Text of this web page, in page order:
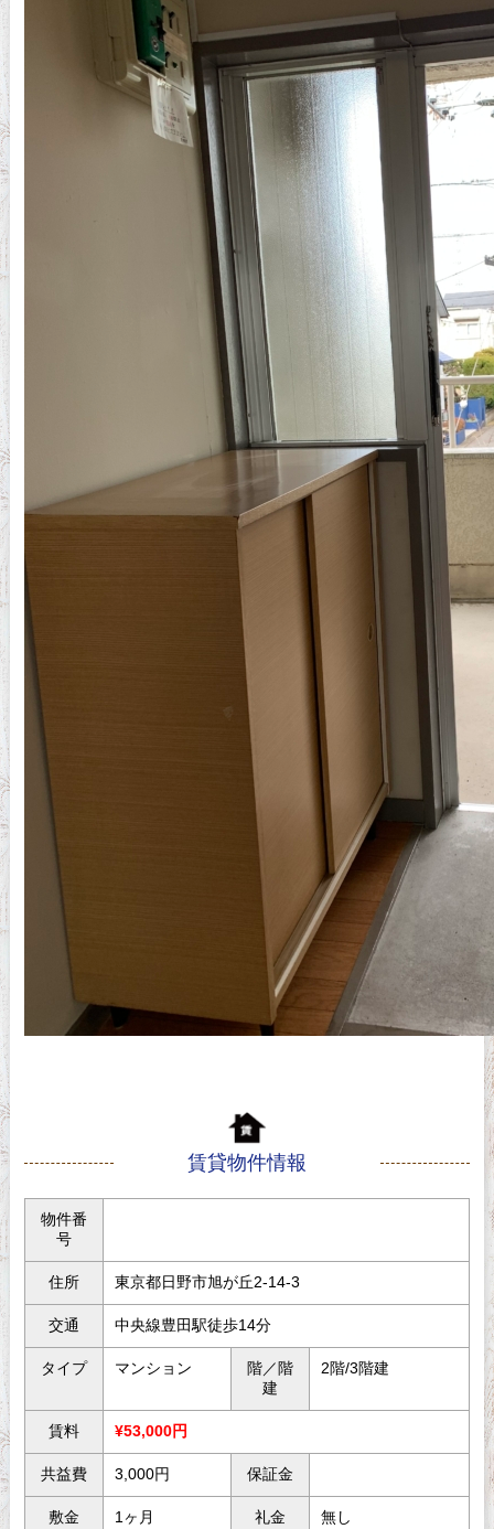
賃貸物件情報
物件番
号
住所 東京都日野市旭が丘2-14-3
交通 中央線豊田駅徒歩14分
タイプ マンション
階／階
建
2階/3階建
賃料 ¥53,000円
共益費 3,000円 保証金
敷金 1ヶ月 礼金 無し